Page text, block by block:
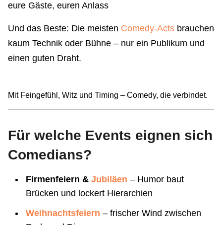
eure Gäste, euren Anlass
Und das Beste: Die meisten Comedy-Acts brauchen
kaum Technik oder Bühne – nur ein Publikum und
einen guten Draht.
Mit Feingefühl, Witz und Timing – Comedy, die verbindet.
Für welche Events eignen sich
Comedians?
Firmenfeiern & Jubiläen – Humor baut
Brücken und lockert Hierarchien
Weihnachtsfeiern – frischer Wind zwischen